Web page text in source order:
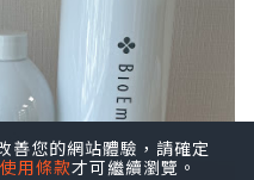
您的網站體驗，請確定
用條款才可繼續瀏覽。